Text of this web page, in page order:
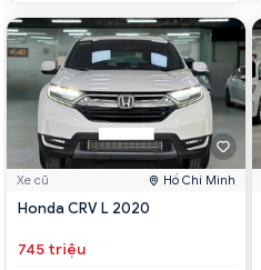
Xe cũ Hồ Chí Minh
Honda CRV L 2020
745 triệu